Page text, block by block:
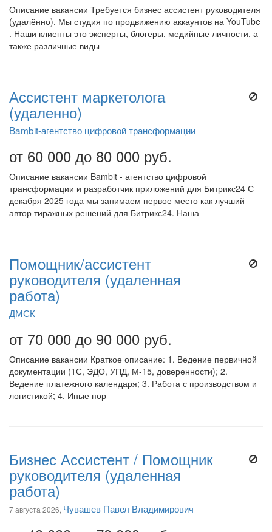
Описание вакансии Требуется бизнес ассистент руководителя
(удалённо). Мы студия по продвижению аккаунтов на YouTube
. Наши клиенты это эксперты, блогеры, медийные личности, а
также различные виды
Ассистент маркетолога
(удаленно)
Bambit-агентство цифровой трансформации
от 60 000 до 80 000 руб.
Описание вакансии Bambit - агентство цифровой
трансформации и разработчик приложений для Битрикс24 С
декабря 2025 года мы занимаем первое место как лучший
автор тиражных решений для Битрикс24. Наша
Помощник/ассистент
руководителя (удаленная
работа)
ДМСК
от 70 000 до 90 000 руб.
Описание вакансии Краткое описание: 1. Ведение первичной
документации (1С, ЭДО, УПД, М-15, доверенности); 2.
Ведение платежного календаря; 3. Работа с производством и
логистикой; 4. Иные пор
Бизнес Ассистент / Помощник
руководителя (удаленная
работа)
7 августа 2026, Чувашев Павел Владимирович